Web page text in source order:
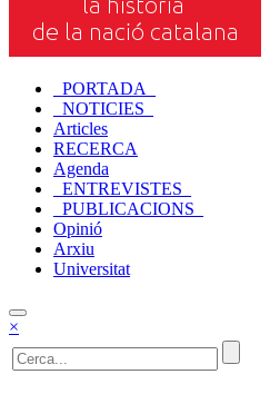
_PORTADA_
_NOTICIES_
Articles
RECERCA
Agenda
_ENTREVISTES_
_PUBLICACIONS_
Opinió
Arxiu
Universitat
×